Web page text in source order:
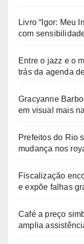
Livro “Igor: Meu
com
Entre o jazz e o
trás da agenda
Gracyanne
em visual mais
Prefeitos do Rio
mudança nos
Fiscalização
e expõe falhas
Café a preço
amplia